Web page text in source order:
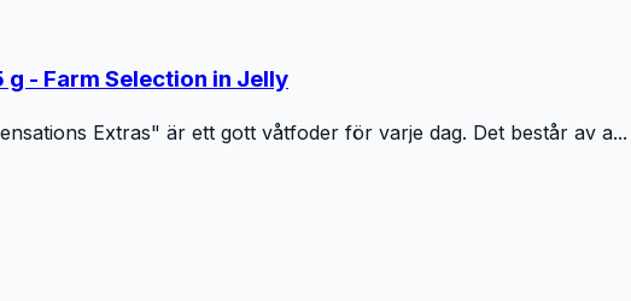
- Farm Selection in Jelly
Extras" är ett gott våtfoder för varje dag. Det består av a...